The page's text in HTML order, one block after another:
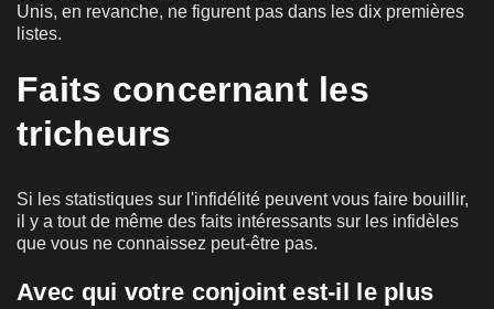
Unis, en revanche, ne figurent pas dans les dix premières
listes.
Faits concernant les
tricheurs
Si les statistiques sur l'infidélité peuvent vous faire bouillir,
il y a tout de même des faits intéressants sur les infidèles
que vous ne connaissez peut-être pas.
Avec qui votre conjoint est-il le plus